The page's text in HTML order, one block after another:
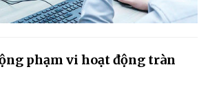
phạm vi hoạt động tràn